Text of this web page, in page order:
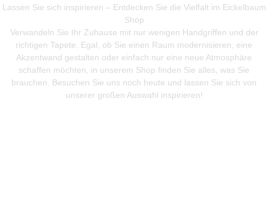
Lassen Sie sich inspirieren – Entdecken Sie die Vielfalt im Eickelbaum
Shop
Verwandeln Sie Ihr Zuhause mit nur wenigen Handgriffen und der
richtigen Tapete. Egal, ob Sie einen Raum modernisieren, eine
Akzentwand gestalten oder einfach nur eine neue Atmosphäre
schaffen möchten, in unserem Shop finden Sie alles, was Sie
brauchen. Besuchen Sie uns noch heute und lassen Sie sich von
unserer großen Auswahl inspirieren!